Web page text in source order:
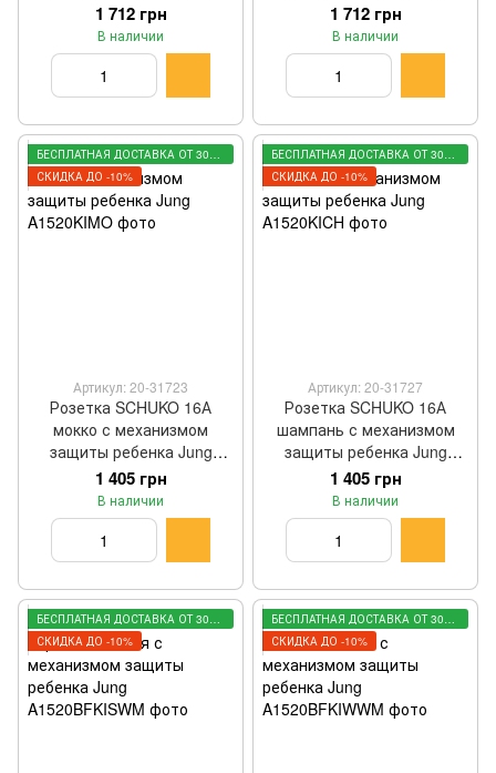
1 712 грн
В наличии
1 712 грн
В наличии
БЕСПЛАТНАЯ ДОСТАВКА ОТ 3000 ГРН
СКИДКА ДО -10%
Артикул: 20-31723
Розетка SCHUKO 16А
мокко с механизмом
защиты ребенка Jung
A1520KIMO
1 405 грн
В наличии
БЕСПЛАТНАЯ ДОСТАВКА ОТ 3000 ГРН
СКИДКА ДО -10%
Артикул: 20-31727
Розетка SCHUKO 16А
шампань с механизмом
защиты ребенка Jung
A1520KICH
1 405 грн
В наличии
БЕСПЛАТНАЯ ДОСТАВКА ОТ 3000 ГРН
СКИДКА ДО -10%
БЕСПЛАТНАЯ ДОСТАВКА ОТ 3000 ГРН
СКИДКА ДО -10%